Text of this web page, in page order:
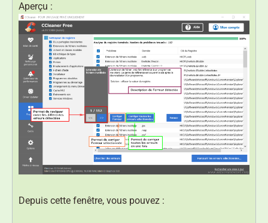
Aperçu :
Depuis cette fenêtre, vous pouvez :